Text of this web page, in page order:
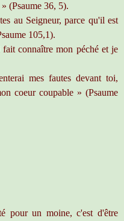
(Psaume 36, 5).
au Seigneur, parce qu'il est
105,1).
connaître mon péché et je
mes fautes devant toi,
coeur coupable » (Psaume
pour un moine, c'est d'être